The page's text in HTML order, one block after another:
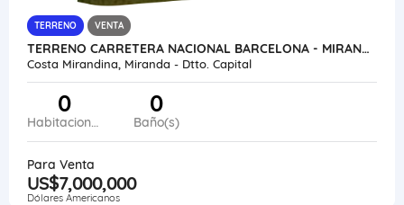
TERRENO VENTA
TERRENO CARRETERA NACIONAL BARCELONA - MIRANDA VE46-125MI-FVAS
Costa Mirandina, Miranda - Dtto. Capital
0
Habitaciones
0
Baño(s)
Para Venta
US$7,000,000
Dólares Americanos